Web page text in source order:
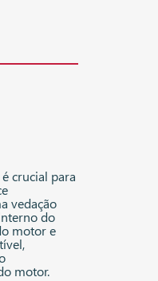
crucial para
vedação
do
motor e
motor.